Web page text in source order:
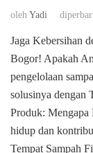
oleh Yadi
Jaga Kebersihan
Bogor! Apakah
pengelolaan
solusinya dengan
Produk: Mengapa
hidup dan
Tempat Sampah